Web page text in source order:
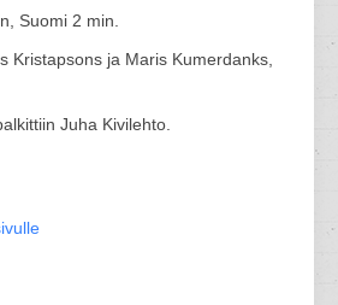
Suomi 2 min.
Kristapsons ja Maris Kumerdanks,
Juha Kivilehto.